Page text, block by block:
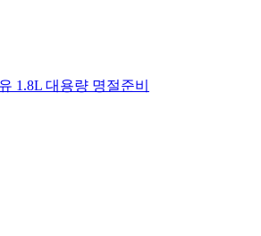
1.8L 대용량 명절준비